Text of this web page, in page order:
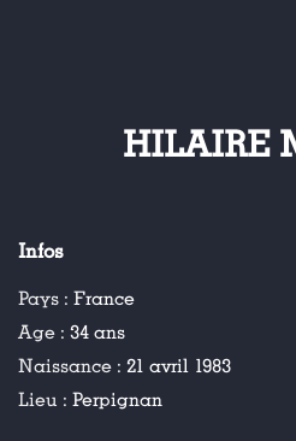
HILAIRE
Infos
Pays : France
Age : 34 ans
Naissance : 21 avril 1983
Lieu : Perpignan